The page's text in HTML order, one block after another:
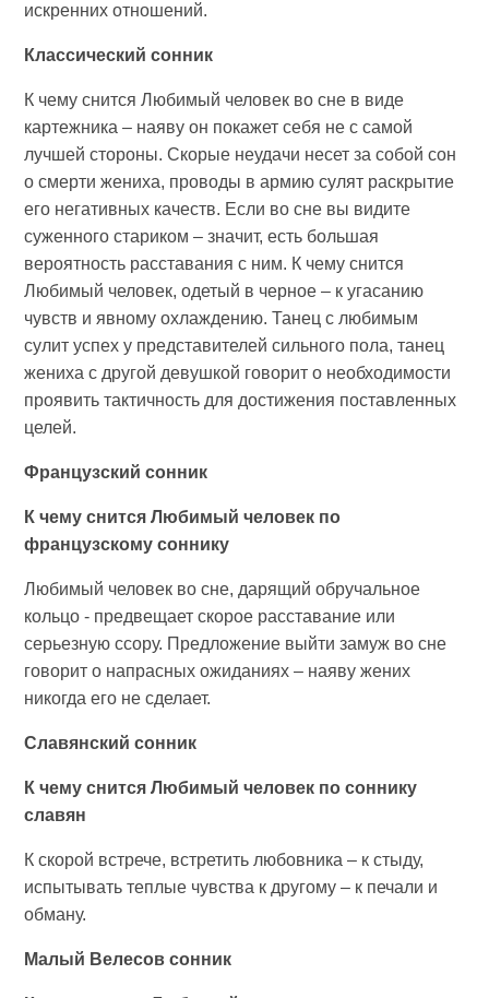
искренних отношений.
Классический сонник
К чему снится Любимый человек во сне в виде
картежника – наяву он покажет себя не с самой
лучшей стороны. Скорые неудачи несет за собой сон
о смерти жениха, проводы в армию сулят раскрытие
его негативных качеств. Если во сне вы видите
суженного стариком – значит, есть большая
вероятность расставания с ним. К чему снится
Любимый человек, одетый в черное – к угасанию
чувств и явному охлаждению. Танец с любимым
сулит успех у представителей сильного пола, танец
жениха с другой девушкой говорит о необходимости
проявить тактичность для достижения поставленных
целей.
Французский сонник
К чему снится Любимый человек по
французскому соннику
Любимый человек во сне, дарящий обручальное
кольцо - предвещает скорое расставание или
серьезную ссору. Предложение выйти замуж во сне
говорит о напрасных ожиданиях – наяву жених
никогда его не сделает.
Славянский сонник
К чему снится Любимый человек по соннику
славян
К скорой встрече, встретить любовника – к стыду,
испытывать теплые чувства к другому – к печали и
обману.
Малый Велесов сонник